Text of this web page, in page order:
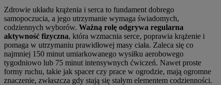
Zdrowie układu krążenia i serca to fundament dobrego
samopoczucia, a jego utrzymanie wymaga świadomych,
codziennych wyborów. Ważną rolę odgrywa regularna
aktywność fizyczna, która wzmacnia serce, poprawia krążenie i
pomaga w utrzymaniu prawidłowej masy ciała. Zaleca się co
najmniej 150 minut umiarkowanego wysiłku aerobowego
tygodniowo lub 75 minut intensywnych ćwiczeń. Nawet proste
formy ruchu, takie jak spacer czy prace w ogrodzie, mają ogromne
znaczenie, zwłaszcza gdy stają się stałym elementem codzienności.